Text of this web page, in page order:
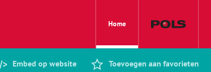
Home
Embed op website Toevoegen aan favorieten